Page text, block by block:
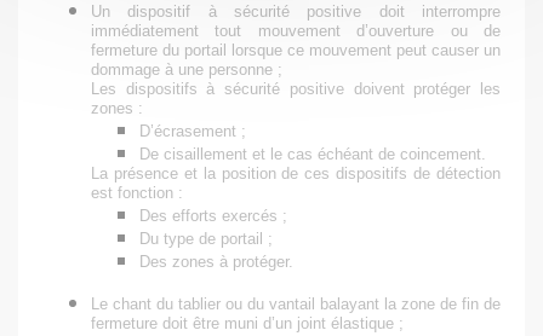
Undispositif à sécurité positive doit interrompre
immédiatement tout mouvement d’ouverture ou de
fermeture du portail lorsque ce mouvement peut causer un
dommage à une personne ;
Les dispositifs à sécurité positive doivent protéger les
zones :
D’écrasement ;
De cisaillement et le cas échéant de coincement.
La présence et la position de ces dispositifs de détection
est fonction :
Des efforts exercés ;
Du type de portail ;
Des zones à protéger.
Le chant du tablier ou du vantail balayant la zone de fin de
fermeture doit être muni d’un joint élastique ;